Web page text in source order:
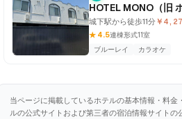
HOTEL MONO（旧
城下駅から徒歩11分￥
★ 4.5連棟形式11室
ブルーレイ
カラオケ
当ページに掲載しているホテルの基本情報・料金
ルの公式サイトおよび第三者の宿泊情報サイトの